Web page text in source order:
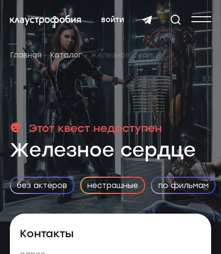
войти
Главная Каталог Железное сердце
Этот квест недоступен
Железное сердце
без актёров нестрашные по фильмам
Контакты